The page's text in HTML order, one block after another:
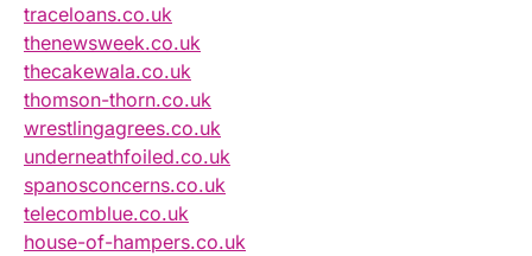
traceloans.co.uk
thenewsweek.co.uk
thecakewala.co.uk
thomson-thorn.co.uk
wrestlingagrees.co.uk
underneathfoiled.co.uk
spanosconcerns.co.uk
telecomblue.co.uk
house-of-hampers.co.uk